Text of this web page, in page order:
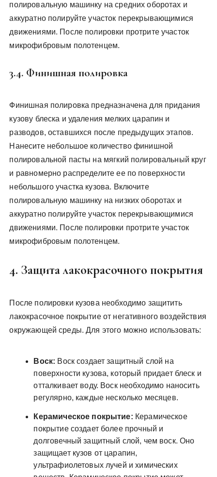
полировальную машинку на средних оборотах и
аккуратно полируйте участок перекрывающимися
движениями. После полировки протрите участок
микрофибровым полотенцем.
3.4. Финишная полировка
Финишная полировка предназначена для придания
кузову блеска и удаления мелких царапин и
разводов, оставшихся после предыдущих этапов.
Нанесите небольшое количество финишной
полировальной пасты на мягкий полировальный круг
и равномерно распределите ее по поверхности
небольшого участка кузова. Включите
полировальную машинку на низких оборотах и
аккуратно полируйте участок перекрывающимися
движениями. После полировки протрите участок
микрофибровым полотенцем.
4. Защита лакокрасочного покрытия
После полировки кузова необходимо защитить
лакокрасочное покрытие от негативного воздействия
окружающей среды. Для этого можно использовать:
Воск: Воск создает защитный слой на
поверхности кузова, который придает блеск и
отталкивает воду. Воск необходимо наносить
регулярно, каждые несколько месяцев.
Керамическое покрытие: Керамическое
покрытие создает более прочный и
долговечный защитный слой, чем воск. Оно
защищает кузов от царапин,
ультрафиолетовых лучей и химических